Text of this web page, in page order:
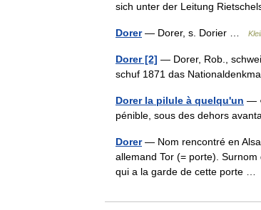
sich unter der Leitung
Dorer— Dorer, s. Dorier …
Dorer [2] — Dorer, Rob.,
schuf 1871 das
Dorer la pilule à quelqu'un —
pénible, sous des dehors
Dorer— Nom rencontré en
allemand Tor (= porte).
qui a la garde de cette porte …